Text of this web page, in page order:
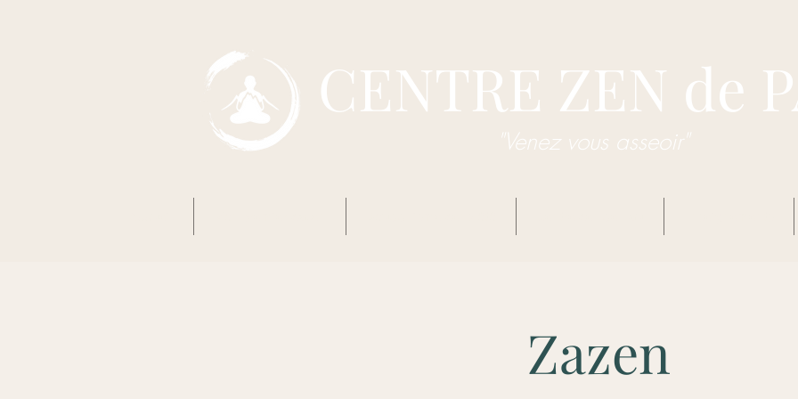
CENTRE ZEN de
"Venez vous asseoir"
Zazen